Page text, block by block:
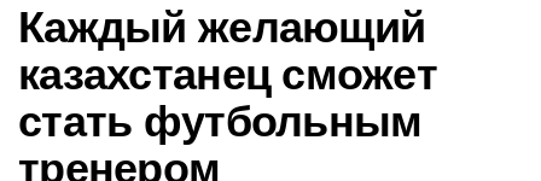
Каждый желающий
казахстанец сможет
стать футбольным
тренером